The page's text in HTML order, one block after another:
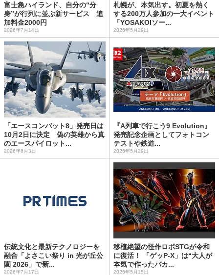
富士急ハイランド、自分の“分
身”が行列に並ぶ新サービス 追
加料金2000円
2026年7月14日
札幌が、本気出す。初夏を熱く
する200万人参加の一大イベント
「YOSAKOIソー...
2026年5月29日
「エースコンバット8」発売日は
10月2日に決定 偽の英雄から真
のエースパイロット...
2026年6月3日
『A列車で行こう9 Evolution』
発売記念企画としてフォトコン
テストや鉄道...
2026年5月29日
伝統文化と最新テクノロジーを
融合「よさこい祭り in 光が丘公
園 2026」で新...
2026年7月17日
移植絶望の怪作ロボSTGが令和
に復活！ 「ゲッP-X」は“大人が
本気で作ったバカ...
2026年5月15日